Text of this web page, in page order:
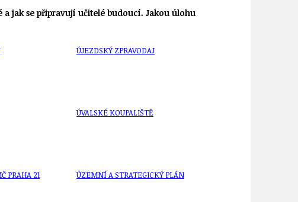
PRAHA 21
ÚJEZDSKÝ ZPRAVODAJ
ÚVALSKÉ KOUPALIŠTĚ
ÚZEMNÍ A STRATEGICKÝ PLÁN
a jak se připravují učitelé budoucí. Jakou úlohu